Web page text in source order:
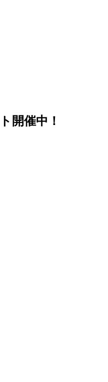
開催中！